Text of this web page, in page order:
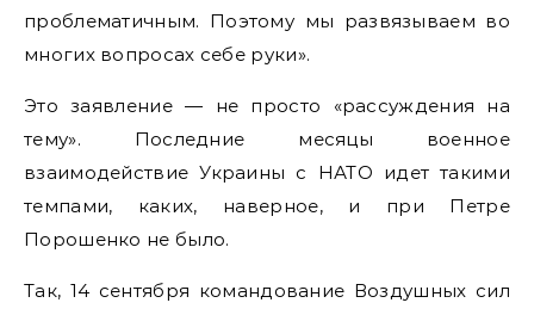
проблематичным. Поэтому мы развязываем во
многих вопросах себе руки».
Это заявление — не просто «рассуждения на
тему». Последние месяцы военное
взаимодействие Украины с НАТО идет такими
темпами, каких, наверное, и при Петре
Порошенко не было.
Так, 14 сентября командование Воздушных сил